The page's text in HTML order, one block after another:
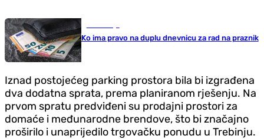
Ko ima pravo na duplu dnevnicu za rad na praznik
Iznad postojećeg parking prostora bila bi izgrađena
dva dodatna sprata, prema planiranom rješenju. Na
prvom spratu predviđeni su prodajni prostori za
domaće i međunarodne brendove, što bi značajno
proširilo i unaprijedilo trgovačku ponudu u Trebinju.